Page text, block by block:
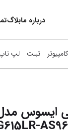
درباره مابلاگ
کامپیوتر
قطعات کامپیوتر
آل این وان
تبلت لپ